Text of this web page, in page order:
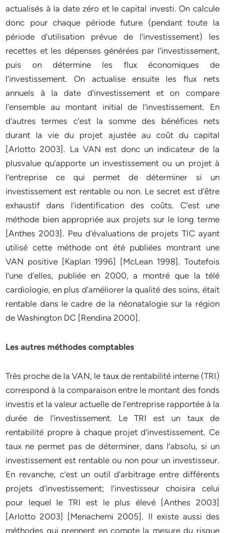
actualisés à la date zéro et le capital investi. On calcule
donc pour chaque période future (pendant toute la
période d’utilisation prévue de l’investissement) les
recettes et les dépenses générées par l’investissement,
puis on détermine les flux économiques de
l’investissement. On actualise ensuite les flux nets
annuels à la date d’investissement et on compare
l’ensemble au montant initial de l’investissement. En
d’autres termes c’est la somme des bénéfices nets
durant la vie du projet ajustée au coût du capital
[Arlotto 2003]. La VAN est donc un indicateur de la
plusvalue qu’apporte un investissement ou un projet à
l’entreprise ce qui permet de déterminer si un
investissement est rentable ou non. Le secret est d’être
exhaustif dans l’identification des coûts. C’est une
méthode bien appropriée aux projets sur le long terme
[Anthes 2003]. Peu d’évaluations de projets TIC ayant
utilisé cette méthode ont été publiées montrant une
VAN positive [Kaplan 1996] [McLean 1998]. Toutefois
l’une d’elles, publiée en 2000, a montré que la télé
cardiologie, en plus d’améliorer la qualité des soins, était
rentable dans le cadre de la néonatalogie sur la région
de Washington DC [Rendina 2000].
Les autres méthodes comptables
Très proche de la VAN, le taux de rentabilité interne (TRI)
correspond à la comparaison entre le montant des fonds
investis et la valeur actuelle de l’entreprise rapportée à la
durée de l’investissement. Le TRI est un taux de
rentabilité propre à chaque projet d’investissement. Ce
taux ne permet pas de déterminer, dans l’absolu, si un
investissement est rentable ou non pour un investisseur.
En revanche, c’est un outil d’arbitrage entre différents
projets d’investissement; l’investisseur choisira celui
pour lequel le TRI est le plus élevé [Anthes 2003]
[Arlotto 2003] [Menachemi 2005]. Il existe aussi des
méthodes qui prennent en compte la mesure du risque